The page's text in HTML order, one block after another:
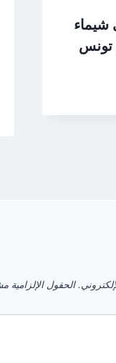
تونس
الحقول الإلزامية